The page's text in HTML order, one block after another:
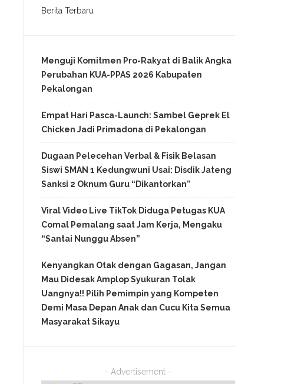
Berita Terbaru
Menguji Komitmen Pro-Rakyat di Balik Angka
Perubahan KUA-PPAS 2026 Kabupaten
Pekalongan
Empat Hari Pasca-Launch: Sambel Geprek El
Chicken Jadi Primadona di Pekalongan
Dugaan Pelecehan Verbal & Fisik Belasan
Siswi SMAN 1 Kedungwuni Usai: Disdik Jateng
Sanksi 2 Oknum Guru “Dikantorkan”
Viral Video Live TikTok Diduga Petugas KUA
Comal Pemalang saat Jam Kerja, Mengaku
“Santai Nunggu Absen”
Kenyangkan Otak dengan Gagasan, Jangan
Mau Didesak Amplop Syukuran Tolak
Uangnya!! Pilih Pemimpin yang Kompeten
Demi Masa Depan Anak dan Cucu Kita Semua
Masyarakat Sikayu
- Advertisement -